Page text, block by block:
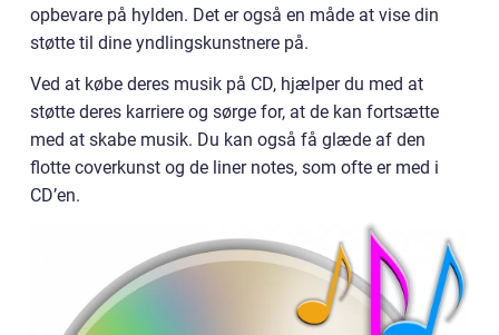
opbevare på hylden. Det er også en måde at vise din
støtte til dine yndlingskunstnere på.
Ved at købe deres musik på CD, hjælper du med at
støtte deres karriere og sørge for, at de kan fortsætte
med at skabe musik. Du kan også få glæde af den
flotte coverkunst og de liner notes, som ofte er med i
CD’en.